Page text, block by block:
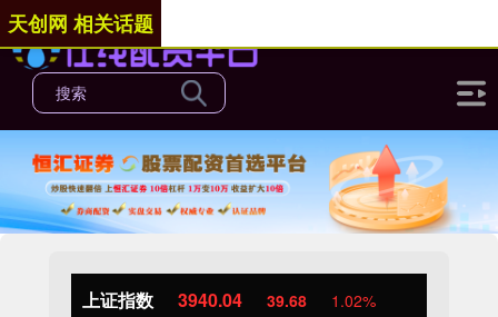
上证指数 3940.04 39.68 1.02%
天创网 相关话题